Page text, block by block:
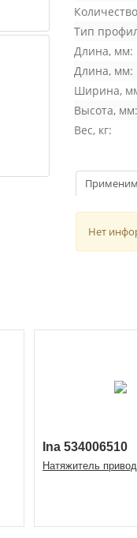
Тип
Длина, мм:
Длина, мм:
Ширина,
Высота, мм:
Вес, кг:
Нет
Ina 534006510
Натяжитель